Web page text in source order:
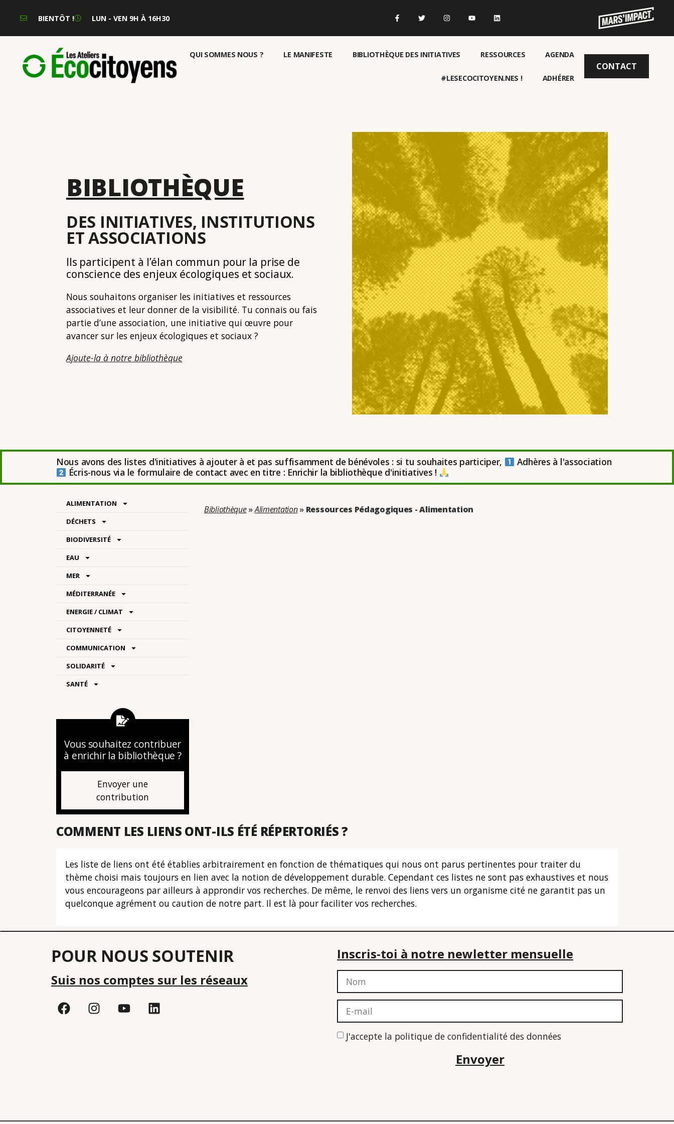
BIENTÔT ! LUN - VEN 9H À 16H30
QUI SOMMES NOUS ? LE MANIFESTE BIBLIOTHÈQUE DES INITIATIVES RESSOURCES AGENDA
#LESECOCITOYEN.NES ! ADHÉRER
CONTACT
BIBLIOTHÈQUE
DES INITIATIVES, INSTITUTIONS
ET ASSOCIATIONS
Ils participent à l’élan commun pour la prise de
conscience des enjeux écologiques et sociaux.
Nous souhaitons organiser les initiatives et ressources
associatives et leur donner de la visibilité. Tu connais ou fais
partie d’une association, une initiative qui œuvre pour
avancer sur les enjeux écologiques et sociaux ?
Ajoute-la à notre bibliothèque
Nous avons des listes d'initiatives à ajouter à et pas suffisamment de bénévoles : si tu souhaites participer,
Adhères à l'association
Écris-nous via le formulaire de contact avec en titre : Enrichir la bibliothèque d'initiatives !
ALIMENTATION
DÉCHETS
BIODIVERSITÉ
EAU
MER
MÉDITERRANÉE
ENERGIE / CLIMAT
CITOYENNETÉ
COMMUNICATION
SOLIDARITÉ
SANTÉ
Vous souhaitez contribuer
à enrichir la bibliothèque ?
Envoyer une
contribution
Bibliothèque»Alimentation» Ressources Pédagogiques - Alimentation
COMMENT LES LIENS ONT-ILS ÉTÉ RÉPERTORIÉS ?
Les liste de liens ont été établies arbitrairement en fonction de thématiques qui nous ont parus pertinentes pour traiter du
thème choisi mais toujours en lien avec la notion de développement durable. Cependant ces listes ne sont pas exhaustives et nous
vous encourageons par ailleurs à approndir vos recherches. De même, le renvoi des liens vers un organisme cité ne garantit pas un
quelconque agrément ou caution de notre part. Il est là pour faciliter vos recherches.
POUR NOUS SOUTENIR
Suis nos comptes sur les réseaux
Inscris-toi à notre newletter mensuelle
J'accepte la politique de confidentialité des données
Envoyer